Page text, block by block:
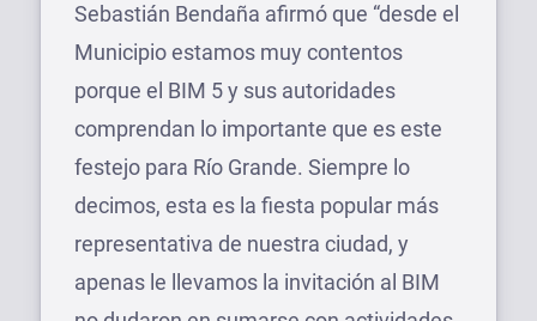
Sebastián Bendaña afirmó que “desde el
Municipio estamos muy contentos
porque el BIM 5 y sus autoridades
comprendan lo importante que es este
festejo para Río Grande. Siempre lo
decimos, esta es la fiesta popular más
representativa de nuestra ciudad, y
apenas le llevamos la invitación al BIM